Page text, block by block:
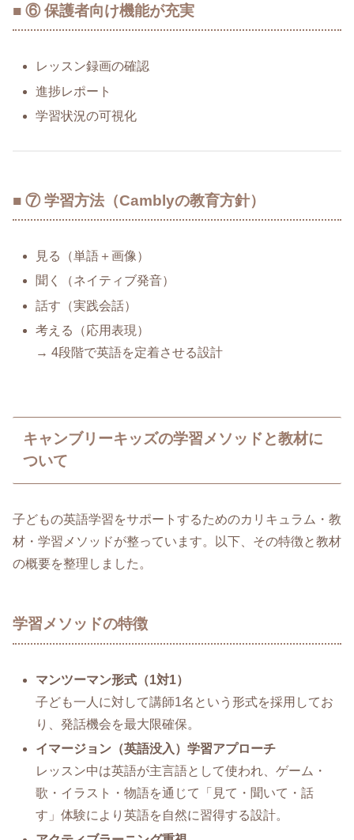
■ ⑥ 保護者向け機能が充実
レッスン録画の確認
進捗レポート
学習状況の可視化
■ ⑦ 学習方法（Camblyの教育方針）
見る（単語＋画像）
聞く（ネイティブ発音）
話す（実践会話）
考える（応用表現）
→ 4段階で英語を定着させる設計
キャンブリーキッズの学習メソッドと教材に
ついて
子どもの英語学習をサポートするためのカリキュラム・教
材・学習メソッドが整っています。以下、その特徴と教材
の概要を整理しました。
学習メソッドの特徴
マンツーマン形式（1対1）
子ども一人に対して講師1名という形式を採用してお
り、発話機会を最大限確保。
イマージョン（英語没入）学習アプローチ
レッスン中は英語が主言語として使われ、ゲーム・
歌・イラスト・物語を通じて「見て・聞いて・話
す」体験により英語を自然に習得する設計。